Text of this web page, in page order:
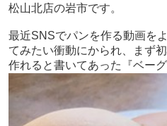
松山北店の岩市です。
最近SNSでパンを作る動画を
てみたい衝動にかられ、
まず
作れると書いてあった『ベー